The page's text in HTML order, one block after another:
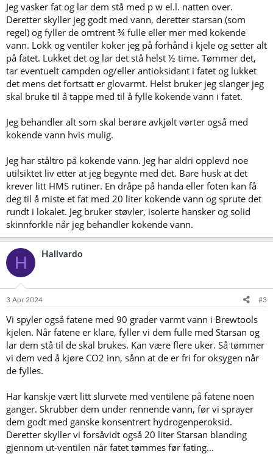
Jeg vasker fat og lar dem stå med p w el.l. natten over.
Deretter skyller jeg godt med vann, deretter starsan (som
regel) og fyller de omtrent ¾ fulle eller mer med kokende
vann. Lokk og ventiler koker jeg på forhånd i kjele og setter alt
på fatet. Lukket det og lar det stå helst ½ time. Tømmer det,
tar eventuelt campden og/eller antioksidant i fatet og lukket
det mens det fortsatt er glovarmt. Helst bruker jeg slanger jeg
skal bruke til å tappe med til å fylle kokende vann i fatet.
Jeg behandler alt som skal berøre avkjølt vørter også med
kokende vann hvis mulig.
Jeg har ståltro på kokende vann. Jeg har aldri opplevd noe
utilsiktet liv etter at jeg begynte med det. Bare husk at det
krever litt HMS rutiner. En dråpe på handa eller foten kan få
deg til å miste et fat med 20 liter kokende vann og sprute det
rundt i lokalet. Jeg bruker støvler, isolerte hansker og solid
skinnforkle når jeg behandler kokende vann.
H Hallvardo
3 Apr 2024 #3
Vi spyler også fatene med 90 grader varmt vann i Brewtools
kjelen. Når fatene er klare, fyller vi dem fulle med Starsan og
lar dem stå til de skal brukes. Kan være flere uker. Så tømmer
vi dem ved å kjøre CO2 inn, sånn at de er fri for oksygen når
de fylles.
Har kanskje vært litt slurvete med ventilene på fatene noen
ganger. Skrubber dem under rennende vann, før vi sprayer
dem godt med ganske konsentrert hydrogenperoksid.
Deretter skyller vi forsåvidt også 20 liter Starsan blanding
gjennom ut-ventilen når fatet tømmes før fating...